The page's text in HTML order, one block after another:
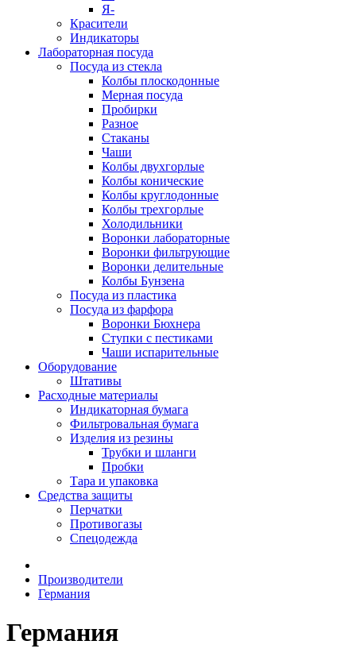
Я-
Красители
Индикаторы
Лабораторная посуда
Посуда из стекла
Колбы плоскодонные
Мерная посуда
Пробирки
Разное
Стаканы
Чаши
Колбы двухгорлые
Колбы конические
Колбы круглодонные
Колбы трехгорлые
Холодильники
Воронки лабораторные
Воронки фильтрующие
Воронки делительные
Колбы Бунзена
Посуда из пластика
Посуда из фарфора
Воронки Бюхнера
Ступки с пестиками
Чаши испарительные
Оборудование
Штативы
Расходные материалы
Индикаторная бумага
Фильтровальная бумага
Изделия из резины
Трубки и шланги
Пробки
Тара и упаковка
Средства защиты
Перчатки
Противогазы
Спецодежда
Производители
Германия
Германия